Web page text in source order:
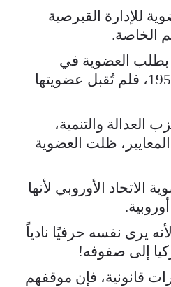
للإدارة القبرصية
الخاصة.
بطلب العضوية في
الاتحاد الأوروبي عام 1959، فلم تُقبل عضويتها
والتنمية،
ظلت العضوية
الاتحاد الأوروبي لأنها
يرى نفسه حرفيًا نادياً
إلى صفوفه!
قانونية، فإن موقفهم